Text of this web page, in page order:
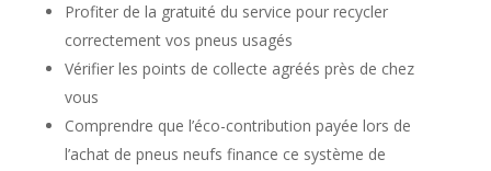
Profiter de la gratuité du service pour recycler
correctement vos pneus usagés
Vérifier les points de collecte agréés près de chez
vous
Comprendre que l’éco-contribution payée lors de
l’achat de pneus neufs finance ce système de